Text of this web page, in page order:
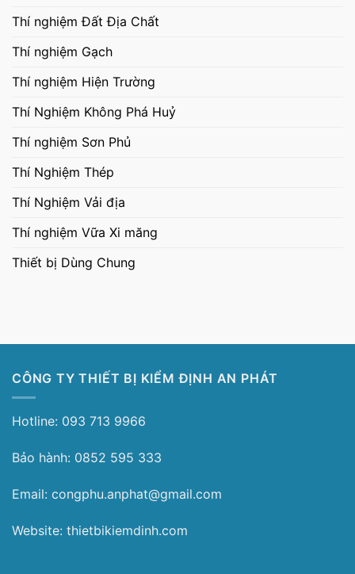
Thí nghiệm Đất Địa Chất
Thí nghiệm Gạch
Thí nghiệm Hiện Trường
Thí Nghiệm Không Phá Huỷ
Thí nghiệm Sơn Phủ
Thí Nghiệm Thép
Thí Nghiệm Vải địa
Thí nghiệm Vữa Xi măng
Thiết bị Dùng Chung
CÔNG TY THIẾT BỊ KIỂM ĐỊNH AN PHÁT
Hotline: 093 713 9966
Bảo hành: 0852 595 333
Email: congphu.anphat@gmail.com
Website: thietbikiemdinh.com